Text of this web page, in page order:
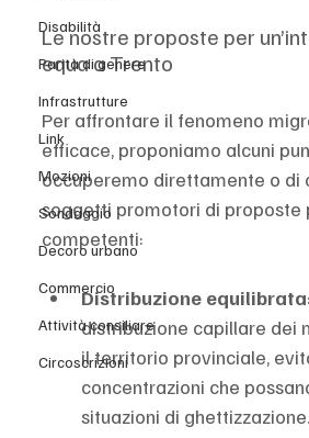
Disabilità
Parità di genere
Infrastrutture
Link
Mozioni
Sondaggio
Decoro urbano
Commercio
Attività consiliare
Circoscrizioni
Le nostre proposte per
equa a Trento
Per affrontare il fenomeno
efficace, proponiamo alcuni
occuperemo direttamente o di
soggetti promotori di proposte
competenti:
Distribuzione equilibrata
distribuzione capillare dei
il territorio provinciale,
concentrazioni che
situazioni di ghettizzazione.